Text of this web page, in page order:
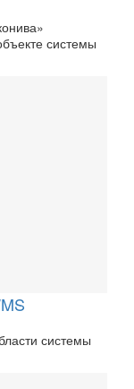
системы
системы